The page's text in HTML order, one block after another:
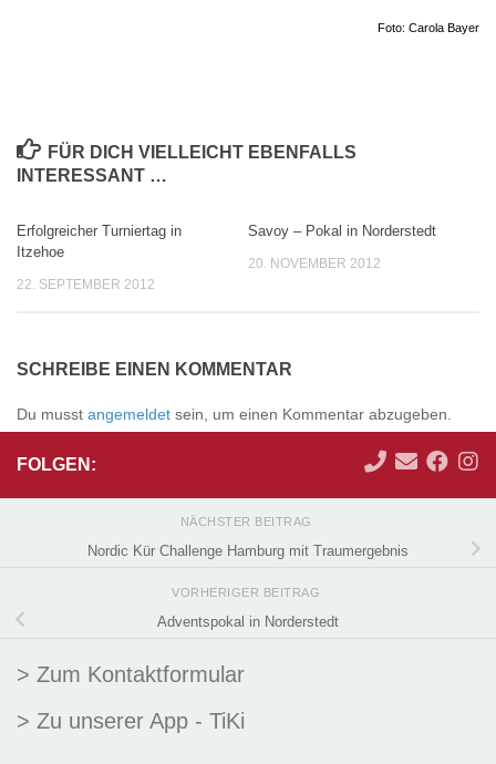
Foto: Carola Bayer
FÜR DICH VIELLEICHT EBENFALLS
INTERESSANT …
Erfolgreicher Turniertag in
Itzehoe
22. SEPTEMBER 2012
Savoy – Pokal in Norderstedt
20. NOVEMBER 2012
SCHREIBE EINEN KOMMENTAR
Du musst angemeldet sein, um einen Kommentar abzugeben.
FOLGEN:
NÄCHSTER BEITRAG
Nordic Kür Challenge Hamburg mit Traumergebnis
VORHERIGER BEITRAG
Adventspokal in Norderstedt
> Zum Kontaktformular
> Zu unserer App - TiKi